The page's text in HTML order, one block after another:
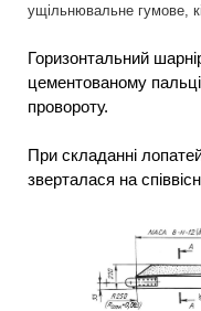
ущільнювальне гумове,
Горизонтальний
цементованому
провороту.
При складанні
зверталася на